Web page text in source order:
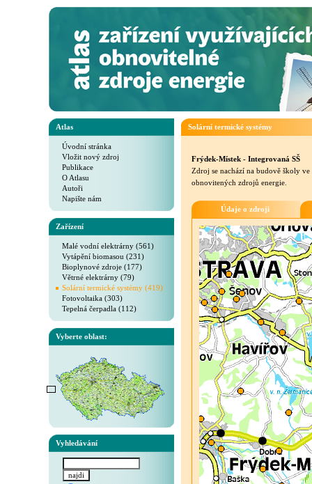
Atlas
Úvodní stránka
Vložit nový zdroj
Publikace
O Atlasu
Autoři
Napište nám
Zařízení
Malé vodní elektrárny (561)
Vytápění biomasou (231)
Bioplynové zdroje (177)
Větrné elektrárny (79)
Solární termické systémy (419)
Fotovoltaika (303)
Tepelná čerpadla (112)
Vyberte oblast:
Vyhledávání
Solární termické systémy
Frýdek-Místek - Integrovaná SŠ
Zdroj se nachází na budově školy
obnovitených zdrojů energie.
Údaje o zdroji